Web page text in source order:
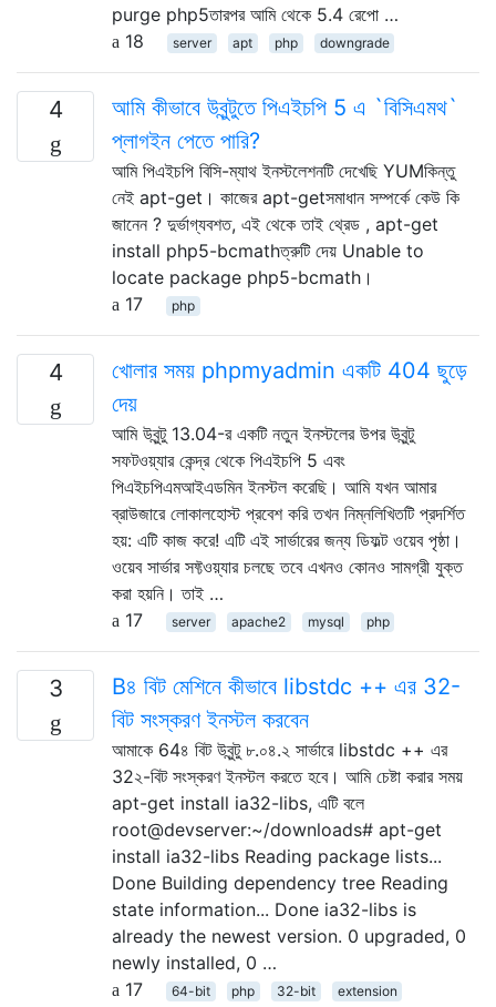
purge php5তারপর আমি থেকে 5.4 রেপো …
18
server apt php downgrade
4
আমি কীভাবে উবুন্টুতে পিএইচপি 5 এ `বিসিএমথ`
প্লাগইন পেতে পারি?
আমি পিএইচপি বিসি-ম্যাথ ইনস্টলেশনটি দেখেছি YUMকিন্তু
নেই apt-get। কাজের apt-getসমাধান সম্পর্কে কেউ কি
জানেন ? দুর্ভাগ্যবশত, এই থেকে তাই থ্রেড , apt-get
install php5-bcmathত্রুটি দেয় Unable to
locate package php5-bcmath।
17
php
4
খোলার সময় phpmyadmin একটি 404 ছুড়ে
দেয়
আমি উবুন্টু 13.04-র একটি নতুন ইনস্টলের উপর উবুন্টু
সফটওয়্যার কেন্দ্র থেকে পিএইচপি 5 এবং
পিএইচপিএমআইএডমিন ইনস্টল করেছি। আমি যখন আমার
ব্রাউজারে লোকালহোস্ট প্রবেশ করি তখন নিম্নলিখিতটি প্রদর্শিত
হয়: এটি কাজ করে! এটি এই সার্ভারের জন্য ডিফল্ট ওয়েব পৃষ্ঠা।
ওয়েব সার্ভার সফ্টওয়্যার চলছে তবে এখনও কোনও সামগ্রী যুক্ত
করা হয়নি। তাই …
17
server apache2 mysql php
3
B৪ বিট মেশিনে কীভাবে libstdc ++ এর 32-
বিট সংস্করণ ইনস্টল করবেন
আমাকে 64৪ বিট উবুন্টু ৮.০৪.২ সার্ভারে libstdc ++ এর
32২-বিট সংস্করণ ইনস্টল করতে হবে। আমি চেষ্টা করার সময়
apt-get install ia32-libs, এটি বলে
root@devserver:~/downloads# apt-get
install ia32-libs Reading package lists...
Done Building dependency tree Reading
state information... Done ia32-libs is
already the newest version. 0 upgraded, 0
newly installed, 0 …
17
64-bit php 32-bit
extension